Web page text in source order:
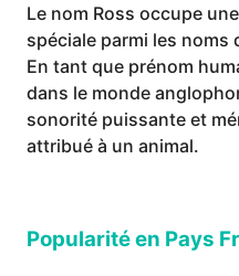
Le nom Ross occupe
spéciale parmi les noms
En tant que prénom
dans le monde
sonorité puissante et
attribué à un animal.
Popularité en Pays